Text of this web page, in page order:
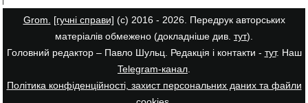
Grom. [гучні справи] (с) 2016 - 2026. Передрук авторських
матеріалів обмежено (докладніше див. тут).
Головний редактор – Павло Шульц. Редакція і контакти - тут. Наш
Telegram-канал
Політика конфіденційності, захист персональних даних та файли